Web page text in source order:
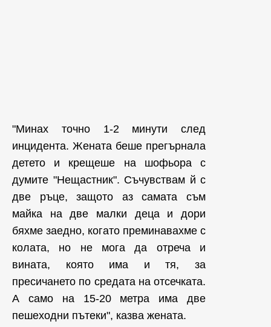
"Минах точно 1-2 минути след
инцидента. Жената беше прегърнала
детето и крещеше на шофьора с
думите "Нещастник". Съчувствам й с
две ръце, защото аз самата съм
майка на две малки деца и дори
бяхме заедно, когато преминавахме с
колата, но не мога да отреча и
вината, която има и тя, за
пресичането по средата на отсечката.
А само на 15-20 метра има две
пешеходни пътеки", казва жената.